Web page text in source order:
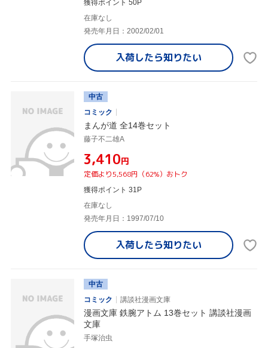
獲得ポイント 50P
在庫なし
発売年月日：2002/02/01
入荷したら知りたい
中古
コミック
まんが道 全14巻セット
藤子不二雄A
¥3,410円
定価より5,568円（62%）おトク
獲得ポイント 31P
在庫なし
発売年月日：1997/07/10
入荷したら知りたい
中古
コミック
講談社漫画文庫
漫画文庫 鉄腕アトム 13巻セット 講談社漫画
文庫
手塚治虫